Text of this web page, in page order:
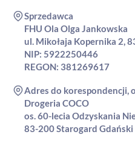
Sprzedawca
FHU Ola Olga Jankowska
ul. Mikołaja Kopernika 2,
NIP: 5922250446
REGON: 381269617
Adres do korespondencji,
Drogeria COCO
os. 60-lecia Odzyskania
83-200 Starogard Gdański